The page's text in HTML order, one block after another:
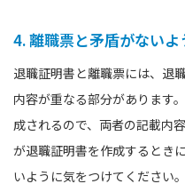
4. 離職票と矛盾がないよ
退職証明書と離職票には、退
内容が重なる部分があります
成されるので、両者の記載内
が退職証明書を作成するとき
いように気をつけてください。